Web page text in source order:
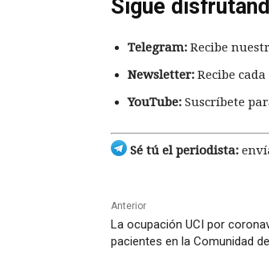
Sigue
Telegram: Recibe
Newsletter: Recibe
YouTube: Suscríbete
Sé tú el periodista:
Anterior
La ocupación UCI por
pacientes en la Comunidad